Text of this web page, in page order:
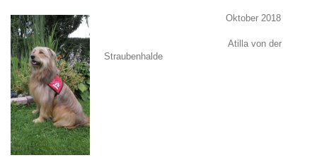
Oktober 2018
Atilla von der
Straubenhalde